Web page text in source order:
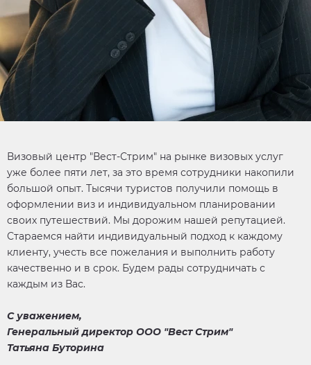
Визовый центр "Вест-Стрим" на рынке визовых услуг
уже более пяти лет, за это время сотрудники накопили
большой опыт. Тысячи туристов получили помощь в
оформлении виз и индивидуальном планировании
своих путешествий. Мы дорожим нашей репутацией.
Стараемся найти индивидуальный подход к каждому
клиенту, учесть все пожелания и выполнить работу
качественно и в срок. Будем рады сотрудничать с
каждым из Вас.​
С уважением,
Генеральный директор ООО "Вест Стрим"
Татьяна Буторина